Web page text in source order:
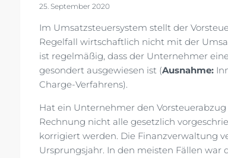
25. September 2020
Im Umsatzsteuersystem stellt der
Regelfall wirtschaftlich nicht mit der
ist regelmäßig, dass der Unternehmer
gesondert ausgewiesen ist (Ausnahme:
Charge-Verfahrens).
Hat ein Unternehmer den
Rechnung nicht alle gesetzlich
korrigiert werden. Die Finanzverwaltung
Ursprungsjahr. In den meisten Fällen